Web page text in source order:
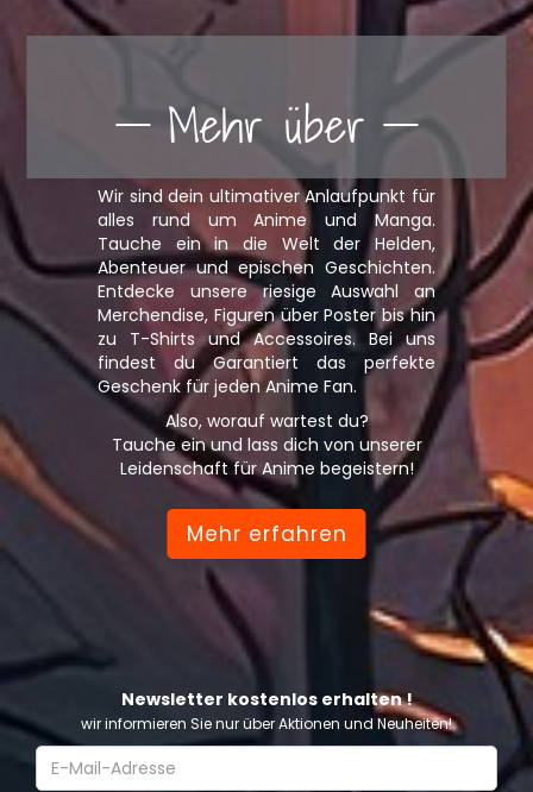
Mehr über
Wir sind dein ultimativer Anlaufpunkt für
alles rund um Anime und Manga.
Tauche ein in die Welt der Helden,
Abenteuer und epischen Geschichten.
Entdecke unsere riesige Auswahl an
Merchendise, Figuren über Poster bis hin
zu T-Shirts und Accessoires. Bei uns
findest du Garantiert das perfekte
Geschenk für jeden Anime Fan.
Also, worauf wartest du?
Tauche ein und lass dich von unserer
Leidenschaft für Anime begeistern!
Mehr erfahren
Newsletter kostenlos erhalten !
wir informieren Sie nur über Aktionen und Neuheiten!